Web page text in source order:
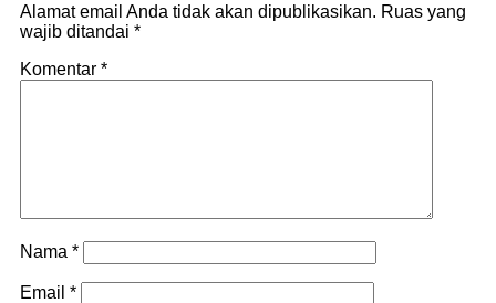
Alamat email Anda tidak akan dipublikasikan. Ruas yang
wajib ditandai *
Komentar *
Nama *
Email *